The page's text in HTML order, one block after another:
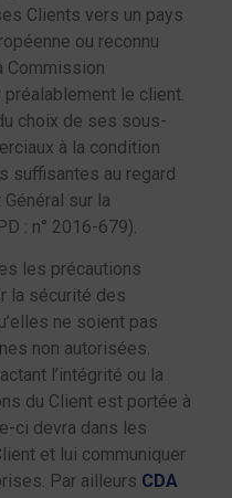
Clients vers un pays
ou reconnu
Commission
le client.
choix de ses sous-
à la condition
suffisantes au regard
sur la
: n° 2016-679).
les précautions
la sécurité des
ne soient pas
non autorisées.
l’intégrité ou la
du Client est portée à
ci devra dans les
et lui communiquer
Par ailleurs CDA